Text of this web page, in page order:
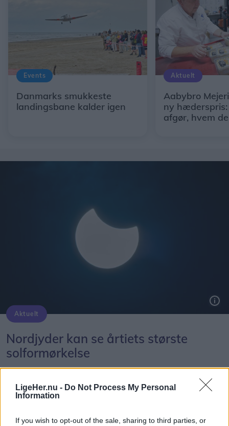
LigeHer.nu - Do Not Process My Personal
Information
If you wish to opt-out of the sale, sharing to third parties, or
Events
Danmarks smukkeste
landingsbane kalder igen
Aktuelt
Aabybro
ny
afgør, hvem
Aktuelt
Nordjyder kan se årtiets største
solformørkelse
08. august 2026 kl. 14.00